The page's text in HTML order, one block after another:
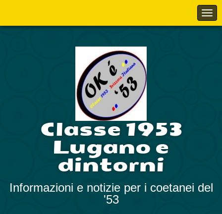
Classe 1953
Lugano e
dintorni
Informazioni e notizie per i coetanei del
'53